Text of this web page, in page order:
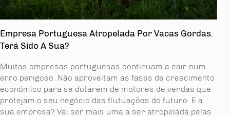
Empresa Portuguesa Atropelada Por Vacas Gordas.
Terá Sido A Sua?
Muitas empresas portuguesas continuam a cair num
erro perigoso. Não aproveitam as fases de crescimento
económico para se dotarem de motores de vendas que
protejam o seu negócio das flutuações do futuro. E a
sua empresa? Vai ser mais uma a ser atropelada pelas